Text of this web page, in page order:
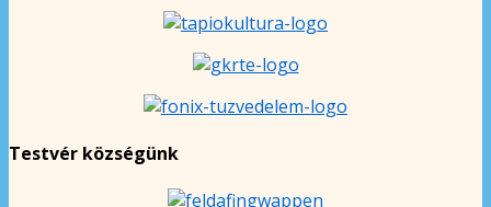
Testvér községünk